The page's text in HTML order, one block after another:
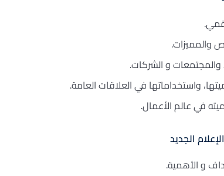
والمميزات.
والمجتمعات و الشركات.
واستخداماتها في العلاقات العامة.
في عالم الأعمال.
الجديد
و الأهمية.